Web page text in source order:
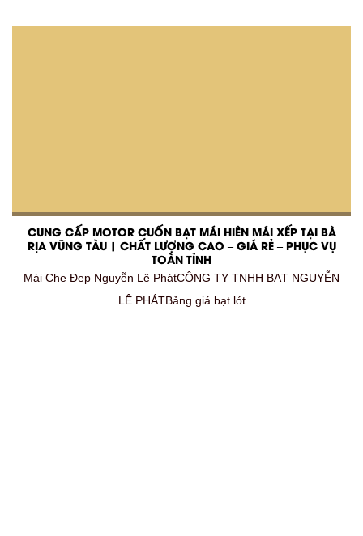
CUNG CẤP MOTOR CUỐN BẠT MÁI HIÊN MÁI XẾP TẠI BÀ
RỊA VŨNG TÀU | CHẤT LƯỢNG CAO – GIÁ RẺ – PHỤC VỤ
TOÀN TỈNH
Mái Che Đẹp Nguyễn Lê PhátCÔNG TY TNHH BẠT NGUYỄN
LÊ PHÁTBảng giá bạt lót